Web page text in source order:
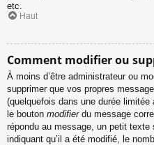
etc.
Haut
Comment modifier ou
À moins d’être administrateur ou
supprimer que vos propres
(quelquefois dans une durée
le bouton modifierdu message
répondu au message, un petit texte
indiquant qu’il a été modifié, le